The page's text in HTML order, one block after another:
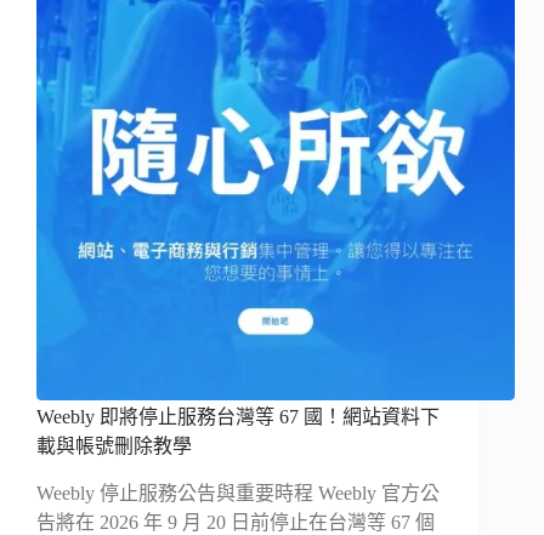
Weebly 即將停止服務台灣等 67 國！網站資料下
載與帳號刪除教學
Weebly 停止服務公告與重要時程 Weebly 官方公
告將在 2026 年 9 月 20 日前停止在台灣等 67 個